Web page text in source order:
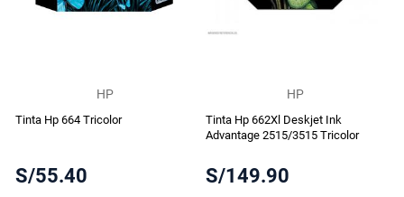
HP
Tinta Hp 664 Tricolor
S/55.40
HP
Tinta Hp 662Xl Deskjet Ink
Advantage 2515/3515 Tricolor
S/149.90